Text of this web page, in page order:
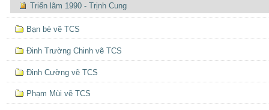
Triển lãm 1990 - Trịnh Cung
Bạn bè vẽ TCS
Ðinh Trường Chinh vẽ TCS
Đinh Cường vẽ TCS
Phạm Mùi vẽ TCS